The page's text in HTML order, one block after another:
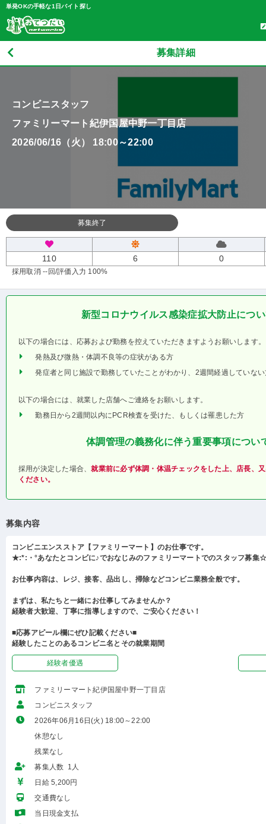
単発OKの手軽な1日バイト探し
募集詳細
コンビニスタッフ
ファミリーマート紀伊国屋中野一丁目店
2026/06/16（火） 18:00～22:00
募集終了
110 6 0
採用取消 --回/評価入力 100%
新型コロナウイルス感染症拡大防止につ
以下の場合には、応募および勤務を控えていただきますようお願いします。
発熱及び微熱・体調不良等の症状がある方
発症者と同じ施設で勤務していたことがわかり、2週間経過していな
以下の場合には、就業した店舗へご連絡をお願いします。
勤務日から2週間以内にPCR検査を受けた、もしくは罹患した方
体調管理の義務化に伴う重要事項につい
採用が決定した場合、就業前に必ず体調・体温チェックをした上、店長、
ください。
募集内容
コンビニエンスストア【ファミリーマート】のお仕事です。
★:*:・°あなたとコンビに♪でおなじみのファミリーマートでのスタッフ募集
お仕事内容は、レジ、接客、品出し、掃除などコンビニ業務全般です。
まずは、私たちと一緒にお仕事してみませんか？
経験者大歓迎、丁寧に指導しますので、ご安心ください！
■応募アピール欄にぜひ記載ください■
経験したことのあるコンビニ名とその就業期間
経験者優遇
ファミリーマート紀伊国屋中野一丁目店
コンビニスタッフ
2026年06月16日(火) 18:00～22:00
休憩なし
残業なし
募集人数 1人
日給 5,200円
交通費なし
当日現金支払